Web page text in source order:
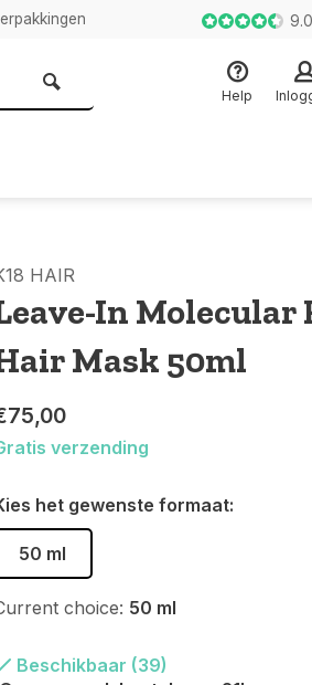
9.0
Help
HAIR
In Molecular
Mask 50ml
verzending
het gewenste formaat:
50 ml
choice: 50 ml
Beschikbaar (39)